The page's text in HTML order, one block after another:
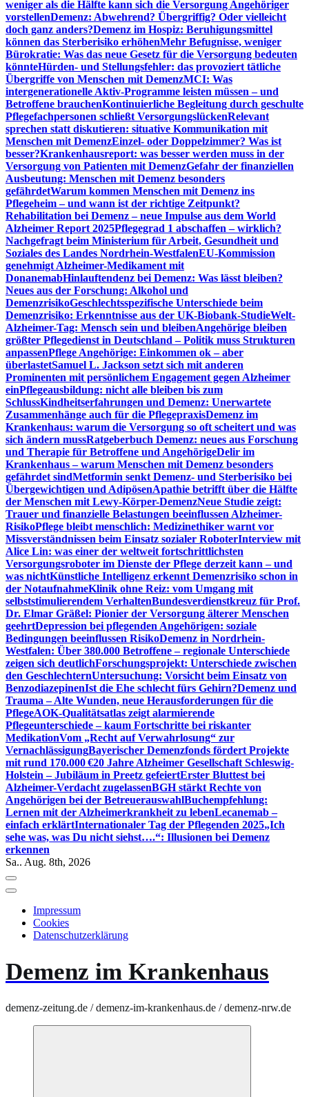
weniger als die Hälfte kann sich die Versorgung Angehöriger
vorstellenDemenz: Abwehrend? Übergriffig? Oder vielleicht
doch ganz anders?Demenz im Hospiz: Beruhigungsmittel
können das Sterberisiko erhöhenMehr Befugnisse, weniger
Bürokratie: Was das neue Gesetz für die Versorgung bedeuten
könnteHürden- und Stellungsfehler: das provoziert tätliche
Übergriffe von Menschen mit DemenzMCI: Was
intergenerationelle Aktiv-Programme leisten müssen – und
Betroffene brauchenKontinuierliche Begleitung durch geschulte
Pflegefachpersonen schließt VersorgungslückenRelevant
sprechen statt diskutieren: situative Kommunikation mit
Menschen mit DemenzEinzel- oder Doppelzimmer? Was ist
besser?Krankenhausreport: was besser werden muss in der
Versorgung von Patienten mit DemenzGefahr der finanziellen
Ausbeutung: Menschen mit Demenz besonders
gefährdetWarum kommen Menschen mit Demenz ins
Pflegeheim – und wann ist der richtige Zeitpunkt?
Rehabilitation bei Demenz – neue Impulse aus dem World
Alzheimer Report 2025Pflegegrad 1 abschaffen – wirklich?
Nachgefragt beim Ministerium für Arbeit, Gesundheit und
Soziales des Landes Nordrhein-WestfalenEU-Kommission
genehmigt Alzheimer-Medikament mit
DonanemabHinlauftendenz bei Demenz: Was lässt bleiben?
Neues aus der Forschung: Alkohol und
DemenzrisikoGeschlechtsspezifische Unterschiede beim
Demenzrisiko: Erkenntnisse aus der UK-Biobank-StudieWelt-
Alzheimer-Tag: Mensch sein und bleibenAngehörige bleiben
größter Pflegedienst in Deutschland – Politik muss Strukturen
anpassenPflege Angehörige: Einkommen ok – aber
überlastetSamuel L. Jackson setzt sich mit anderen
Prominenten mit persönlichem Engagement gegen Alzheimer
einPflegeausbildung: nicht alle bleiben bis zum
SchlussKindheitserfahrungen und Demenz: Unerwartete
Zusammenhänge auch für die PflegepraxisDemenz im
Krankenhaus: warum die Versorgung so oft scheitert und was
sich ändern mussRatgeberbuch Demenz: neues aus Forschung
und Therapie für Betroffene und AngehörigeDelir im
Krankenhaus – warum Menschen mit Demenz besonders
gefährdet sindMetformin senkt Demenz- und Sterberisiko bei
Übergewichtigen und AdipösenApathie betrifft über die Hälfte
der Menschen mit Lewy-Körper-DemenzNeue Studie zeigt:
Trauer und finanzielle Belastungen beeinflussen Alzheimer-
RisikoPflege bleibt menschlich: Medizinethiker warnt vor
Missverständnissen beim Einsatz sozialer RoboterInterview mit
Alice Lin: was einer der weltweit fortschrittlichsten
Versorgungsroboter im Dienste der Pflege derzeit kann – und
was nichtKünstliche Intelligenz erkennt Demenzrisiko schon in
der NotaufnahmeKlinik ohne Reiz: vom Umgang mit
selbststimulierendem VerhaltenBundesverdienstkreuz für Prof.
Dr. Elmar Gräßel: Pionier der Versorgung älterer Menschen
geehrtDepression bei pflegenden Angehörigen: soziale
Bedingungen beeinflussen RisikoDemenz in Nordrhein-
Westfalen: Über 380.000 Betroffene – regionale Unterschiede
zeigen sich deutlichForschungsprojekt: Unterschiede zwischen
den GeschlechternUntersuchung: Vorsicht beim Einsatz von
BenzodiazepinenIst die Ehe schlecht fürs Gehirn?Demenz und
Trauma – Alte Wunden, neue Herausforderungen für die
PflegeAOK-Qualitätsatlas zeigt alarmierende
Pflegeunterschiede – kaum Fortschritte bei riskanter
MedikationVom „Recht auf Verwahrlosung“ zur
VernachlässigungBayerischer Demenzfonds fördert Projekte
mit rund 170.000 €20 Jahre Alzheimer Gesellschaft Schleswig-
Holstein – Jubiläum in Preetz gefeiertErster Bluttest bei
Alzheimer-Verdacht zugelassenBGH stärkt Rechte von
Angehörigen bei der BetreuerauswahlBuchempfehlung:
Lernen mit der Alzheimerkrankheit zu lebenLecanemab –
einfach erklärtInternationaler Tag der Pflegenden 2025„Ich
sehe was, was Du nicht siehst….“: Illusionen bei Demenz
erkennen
Sa.. Aug. 8th, 2026
Impressum
Cookies
Datenschutzerklärung
Demenz im Krankenhaus
demenz-zeitung.de / demenz-im-krankenhaus.de / demenz-nrw.de